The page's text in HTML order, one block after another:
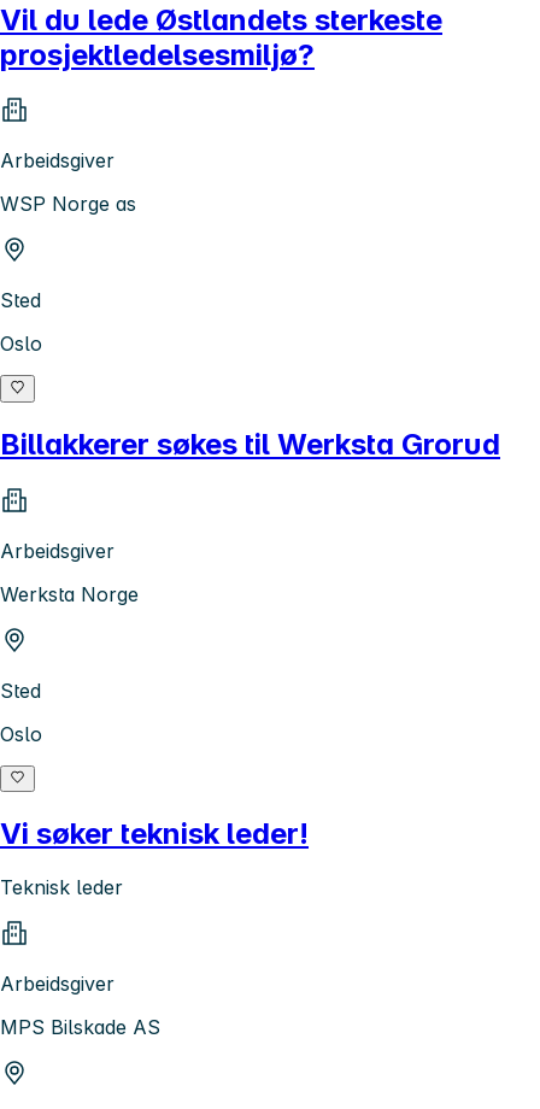
Vil du lede Østlandets sterkeste
prosjektledelsesmiljø?
Arbeidsgiver
WSP Norge as
Sted
Oslo
Billakkerer søkes til Werksta Grorud
Arbeidsgiver
Werksta Norge
Sted
Oslo
Vi søker teknisk leder!
Teknisk leder
Arbeidsgiver
MPS Bilskade AS